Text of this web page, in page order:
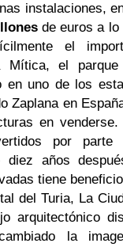
instalaciones,
de euros a lo
el
Mítica, el
en uno de los
Zaplana en
en
por
diez años
tiene
del Turia, La
arquitectónico
la